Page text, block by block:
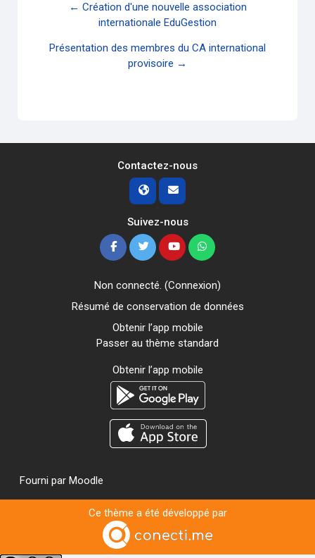
← Création d'une nouvelle association
internationale EduGestion
Présentation des membres du CA international
provisoire →
Contactez-nous
Suivez-nous
Non connecté. (Connexion)
Résumé de conservation de données
Obtenir l’app mobile
Passer au thème standard
Obtenir l’app mobile
Fourni par Moodle
Ce thème a été développé par